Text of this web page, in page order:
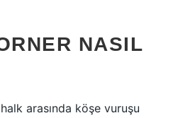
NASIL
arasında köşe vuruşu